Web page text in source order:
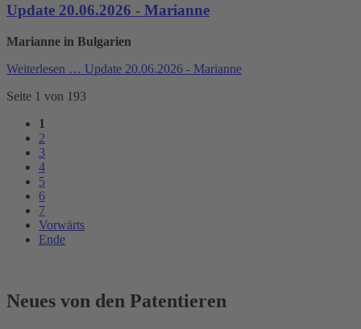
Update 20.06.2026 - Marianne
Marianne in Bulgarien
Weiterlesen … Update 20.06.2026 - Marianne
Seite 1 von 193
1
2
3
4
5
6
7
Vorwärts
Ende
Neues von den Patentieren